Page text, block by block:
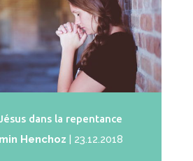
dans la repentance
Henchoz | 23.12.2018